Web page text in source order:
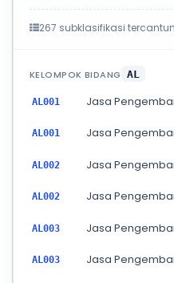
267 subklasifikasi
KELOMPOK BIDANG AL
AL001 Jasa
AL001 Jasa
AL002 Jasa
AL002 Jasa
AL003 Jasa
AL003 Jasa